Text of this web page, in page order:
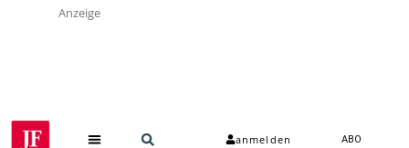
Anzeige
anmelden ABO